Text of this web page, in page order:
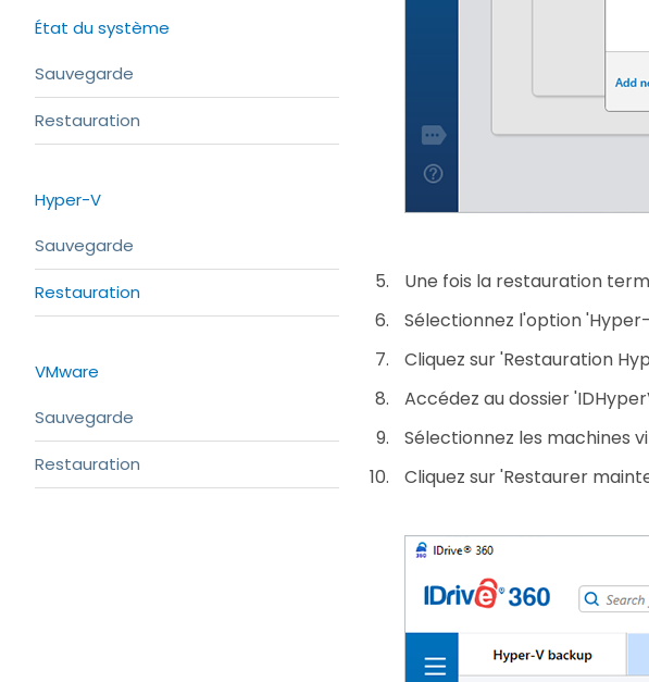
État du système
Sauvegarde
Restauration
Hyper-V
Sauvegarde
Restauration
VMware
Sauvegarde
Restauration
Une fois la restauration
Sélectionnez l'option
Cliquez sur 'Restauration
Accédez au dossier
Sélectionnez les machines
Cliquez sur 'Restaurer